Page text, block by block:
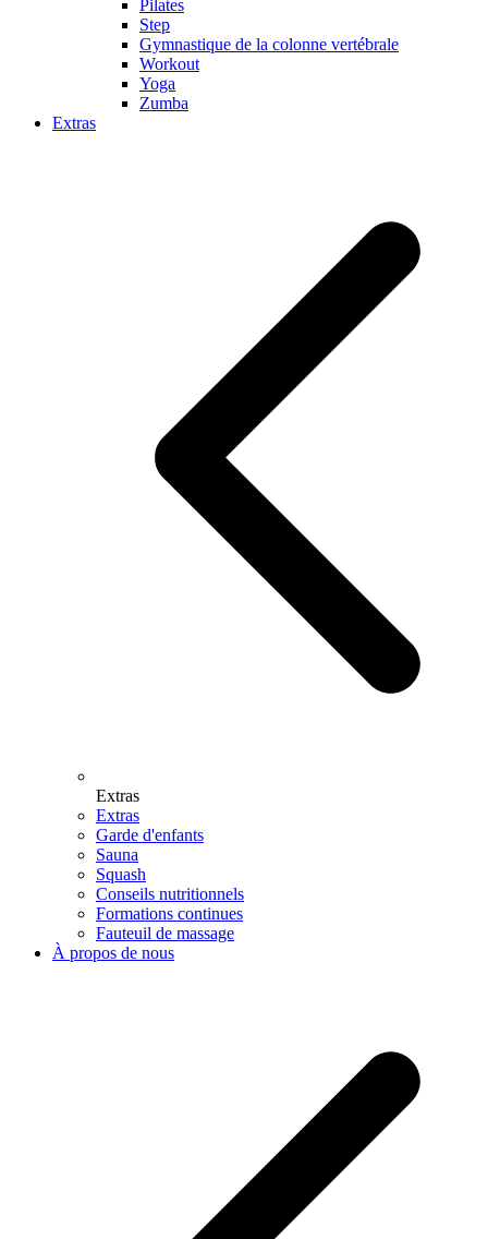
Pilates
Step
Gymnastique de la colonne vertébrale
Workout
Yoga
Zumba
Extras
Extras
Extras
Garde d'enfants
Sauna
Squash
Conseils nutritionnels
Formations continues
Fauteuil de massage
À propos de nous